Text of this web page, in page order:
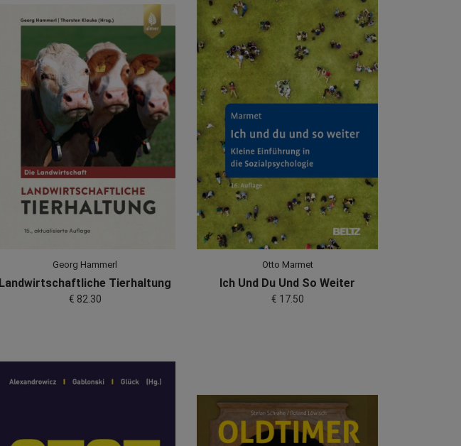
Georg Hammerl
Landwirtschaftliche Tierhaltung
€ 82.30
Otto Marmet
Ich Und Du Und So Weiter
€ 17.50